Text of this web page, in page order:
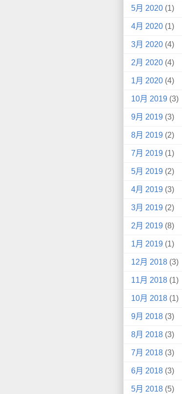
5月 2020 (1)
4月 2020 (1)
3月 2020 (4)
2月 2020 (4)
1月 2020 (4)
10月 2019 (3)
9月 2019 (3)
8月 2019 (2)
7月 2019 (1)
5月 2019 (2)
4月 2019 (3)
3月 2019 (2)
2月 2019 (8)
1月 2019 (1)
12月 2018 (3)
11月 2018 (1)
10月 2018 (1)
9月 2018 (3)
8月 2018 (3)
7月 2018 (3)
6月 2018 (3)
5月 2018 (5)